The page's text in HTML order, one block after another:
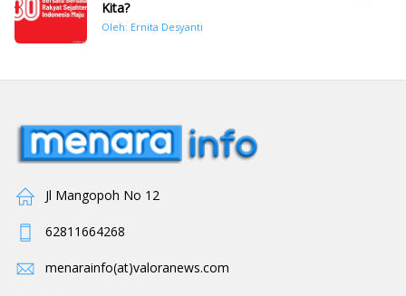
Kita?
Oleh: Ernita Desyanti
Jl Mangopoh No 12
62811664268
menarainfo(at)valoranews.com